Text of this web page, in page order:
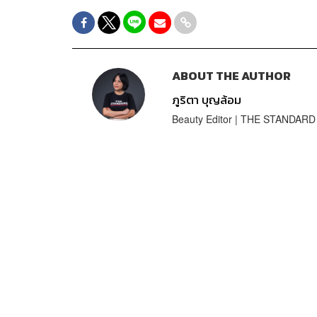
ABOUT THE AUTHOR
ภูริตา บุญล้อม
Beauty Editor | THE